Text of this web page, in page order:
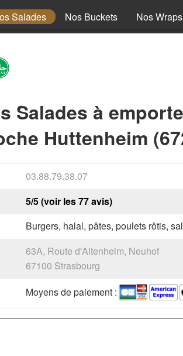
Salades Nos Buckets Nos Wraps
Salades à
Huttenheim
03.88.79.38.07
5/5 (voir les 77 avis)
Burgers, halal, pâtes, poulets rôtis,
63A, Route d'Altenheim, Neuhof
67100 Strasbourg
Moyens de paiement :